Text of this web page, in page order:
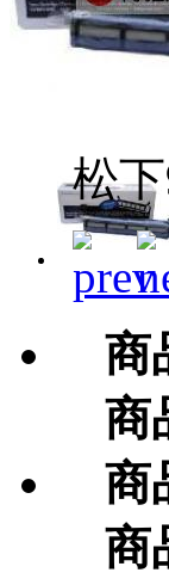
松
商
商
商
商